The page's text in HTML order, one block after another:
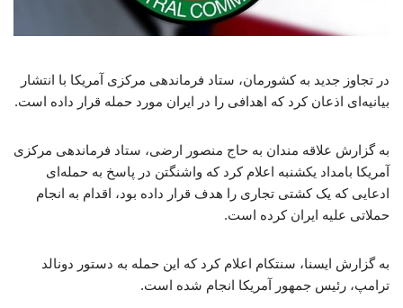
در تجاوز جدید به کشورمان، ستاد فرماندهی مرکزی آمریکا با انتشار
بیانیه‌ای اذعان کرد که اهدافی را در ایران مورد حمله قرار داده است.
به گزارش علاقه مندان به حاج منصور ارضی، ستاد فرماندهی مرکزی
آمریکا بامداد یکشنبه اعلام کرد که واشنگتن در پاسخ به حمله‌ای
ادعایی که یک کشتی تجاری را هدف قرار داده بود، اقدام به انجام
حملاتی علیه ایران کرده است.
به گزارش ایسنا، سنتکام اعلام کرد که این حمله به دستور دونالد
ترامپ، رئیس جمهور آمریکا انجام شده است.